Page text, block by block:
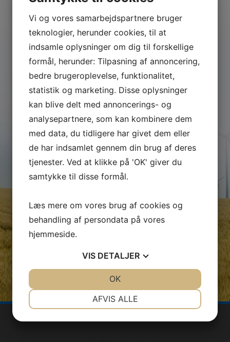
Døgnservice
Vi står altid til rådighed
Vi er altid til rådighed 24/7.
Ring+45 70 22 08 04
Er strømmen gået, ryger sikringen eller slår dit
Vi har vagtordning som sikre dig, at vi kommer og
hjælper dig med dine udfordringer. Vi kører ud fra
Odense og omegn og kommer så hurtigt vi kan.
Problemer med strømmen uden for vores
åbningstid? Kontakt vores døgnbemandet el vagt
telefon. Uden for åbningstid
Ring til vores døgnvagt
Vi og vores samarbejdspartnere bruger
teknologier, herunder cookies, til at
indsamle oplysninger om dig til forskellige
formål, herunder: Tilpasning af annoncering,
bedre brugeroplevelse, funktionalitet,
statistik og marketing. Disse oplysninger
kan blive delt med annoncerings- og
analysepartnere, som kan kombinere dem
med data, du tidligere har givet dem eller
de har indsamlet gennem din brug af deres
tjenester. Ved at klikke på 'OK' giver du
samtykke til disse formål.
Læs mere om vores brug af cookies og
behandling af persondata på vores
hjemmeside.
VIS DETALJER
AFVIS ALLE
OK